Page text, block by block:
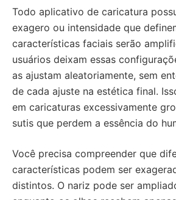
Todo aplicativo de caricatura
exagero ou intensidade que
características faciais serão
usuários deixam essas
as ajustam aleatoriamente, sem
de cada ajuste na estética final.
em caricaturas excessivamente
sutis que perdem a essência do
Você precisa compreender que
características podem ser
distintos. O nariz pode ser